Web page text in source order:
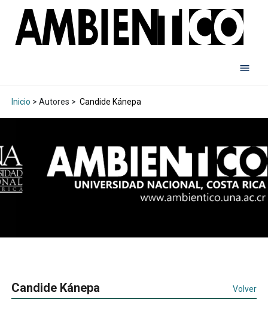
Inicio > Autores > Candide Kánepa
Candide Kánepa Volver